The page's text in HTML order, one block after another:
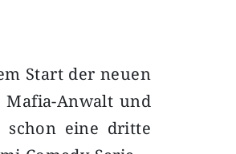
Start der neuen
Mafia-Anwalt und
schon eine dritte